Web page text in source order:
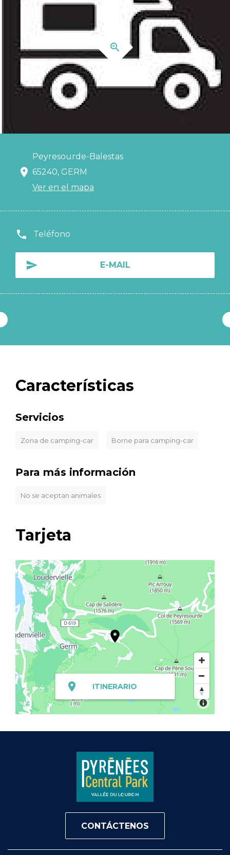
Peyresourde-Balestas
65240, GERM
Ver en el mapa
Teléfono
E-MAIL
Características
Servicios
Zona de camping-car Borne para camping-car
Para más información
No se aceptan animales
Tarjeta
ITINERARIO
CONTÁCTENOS